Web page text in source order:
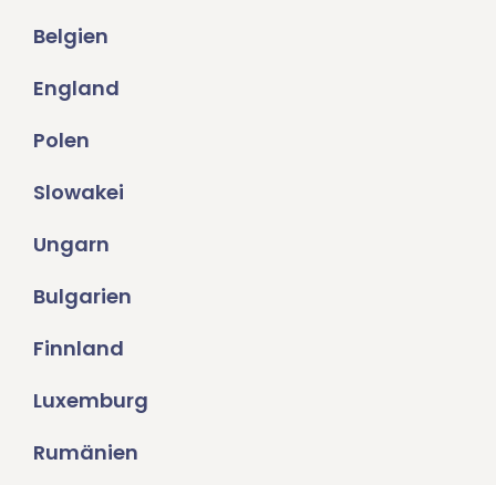
Belgien
England
Polen
Slowakei
Ungarn
Bulgarien
Finnland
Luxemburg
Rumänien